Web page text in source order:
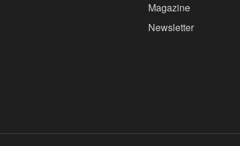
Magazine
Newsletter